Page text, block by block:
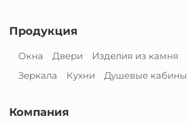
Продукция
Окна Двери Изделия из камня
Зеркала
Кухни Душевые кабины
Компания